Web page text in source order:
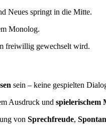
Neues springt in die Mitte.
Monolog.
freiwillig gewechselt wird.
sein – keine gespielten
Ausdruck und spielerischem
von Sprechfreude,